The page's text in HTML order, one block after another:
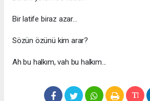
Bir latife biraz azar...
Sözün özünü kim arar?
Ah bu halkım, vah bu halkım...